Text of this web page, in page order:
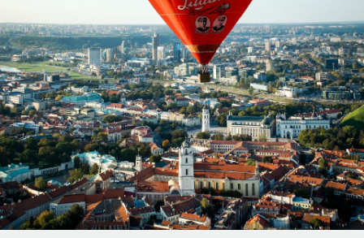
Zzp'ers internationaal onboarden en beheren
PEO
Ingewikkelde HR-taken eenvoudig uitbesteden
INFRASTRUCTUUR
Remote Embedded
HR naadloos in workflows integreren
Platform
Ingebouwde essentiële HR-functies voor je team
GROEIFASE
Start-ups
Flexibele global HR en payroll solutions voor groeiende
bedrijven
Mid-market
Teams uitbreiden met HR solutions op maat
Enterprise
Global HR voor grote bedrijven
Betalingscalculator voor zzp'ers
Ontdek valuta-opties en betaalsnelheden voor
internationale zzp'ers
LEREN MET REMOTE
Onderzoek en gidsen
Casestudy's
HR-woordenlijst
Checklists en templates
Nederlands
Français
Deutsch
Español
Italiano
Português (Portugal)
Inloggen